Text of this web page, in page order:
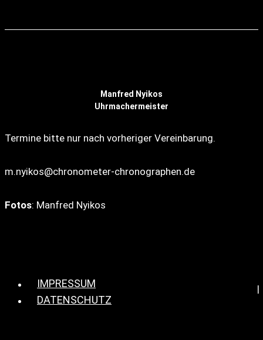
Manfred Nyikos
Uhrmachermeister
Termine bitte nur nach vorheriger Vereinbarung.
m.nyikos@chronometer-chronographen.de
Fotos: Manfred Nyikos
IMPRESSUM
DATENSCHUTZ